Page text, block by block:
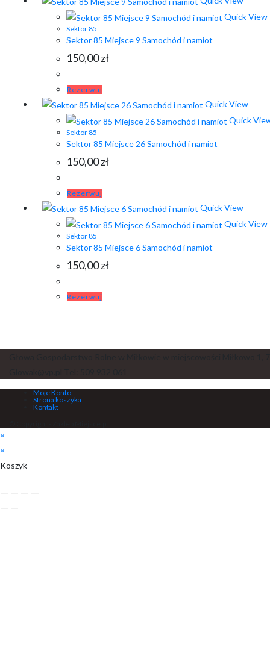
Quick View
Sektor 85
Sektor 85 Miejsce 9 Samochód i namiot
150,00zł
Rezerwuj
Quick View
Quick
Sektor 85
Sektor 85 Miejsce 26 Samochód i namiot
150,00zł
Rezerwuj
Quick View
Quick View
Sektor 85
Sektor 85 Miejsce 6 Samochód i namiot
150,00zł
Rezerwuj
Moje Konto
Strona koszyka
Kontakt
×
×
Koszyk